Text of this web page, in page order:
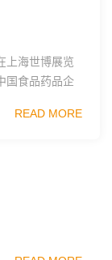
上海世博展览
国食品药品企
...
READ MORE